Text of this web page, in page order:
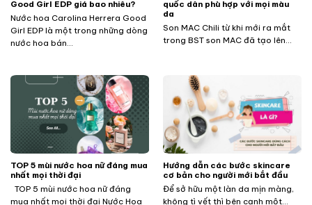
Good Girl EDP giá bao nhiêu?
Nước hoa Carolina Herrera Good
Girl EDP là một trong những dòng
nước hoa bán...
quốc dân phù hợp với mọi màu
da
Son MAC Chili từ khi mới ra mắt
trong BST son MAC đã tạo lên...
TOP 5 mùi nước hoa nữ đáng mua
nhất mọi thời đại
TOP 5 mùi nước hoa nữ đáng
mua nhất mọi thời đại Nước Hoa
Hướng dẫn các bước skincare
cơ bản cho người mới bắt đầu
Để sở hữu một làn da mịn màng,
không tì vết thì bên cạnh một...